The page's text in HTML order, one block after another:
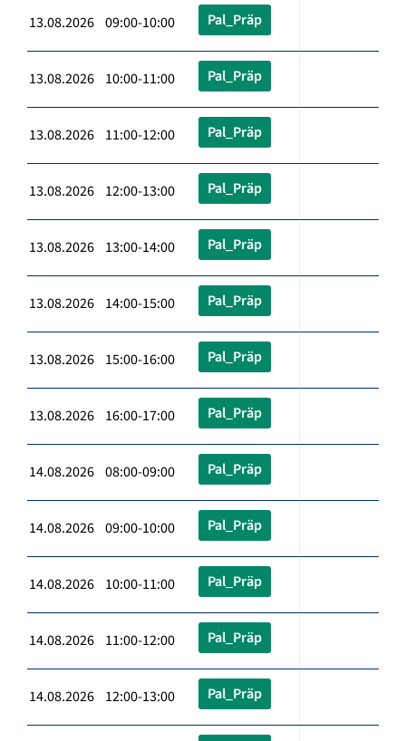
13.08.2026 09:00-10:00 Pal_Präp
13.08.2026 10:00-11:00 Pal_Präp
13.08.2026 11:00-12:00 Pal_Präp
13.08.2026 12:00-13:00 Pal_Präp
13.08.2026 13:00-14:00 Pal_Präp
13.08.2026 14:00-15:00 Pal_Präp
13.08.2026 15:00-16:00 Pal_Präp
13.08.2026 16:00-17:00 Pal_Präp
14.08.2026 08:00-09:00 Pal_Präp
14.08.2026 09:00-10:00 Pal_Präp
14.08.2026 10:00-11:00 Pal_Präp
14.08.2026 11:00-12:00 Pal_Präp
14.08.2026 12:00-13:00 Pal_Präp